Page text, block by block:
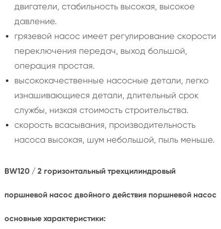
двигатели, стабильность высокая, высокое
давление.
грязевой насос имеет регулирование скорости
переключения передач, выход большой,
операция простая.
высококачественные насосные детали, легко
изнашивающиеся детали, длительный срок
службы, низкая стоимость строительства.
скорость всасывания, производительность
насоса высокая, шум небольшой, пыль меньше.
BW120 / 2 горизонтальный трехцилиндровый
поршневой насос двойного действия поршневой насос
основные характеристики: